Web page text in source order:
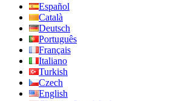
Español
Català
Deutsch
Português
Français
Italiano
Turkish
Czech
English